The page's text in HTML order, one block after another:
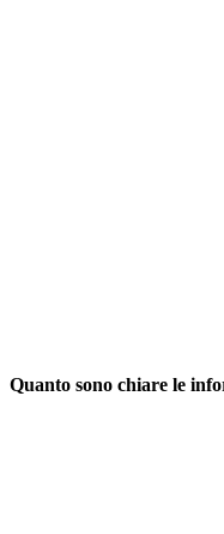
Quanto sono chiare le